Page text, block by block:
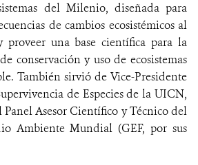
del Milenio, diseñada para
de cambios ecosistémicos al
proveer una base científica para la
conservación y uso de ecosistemas
También sirvió de Vice-Presidente
de Especies de la UICN,
Asesor Científico y Técnico del
Ambiente Mundial (GEF, por sus